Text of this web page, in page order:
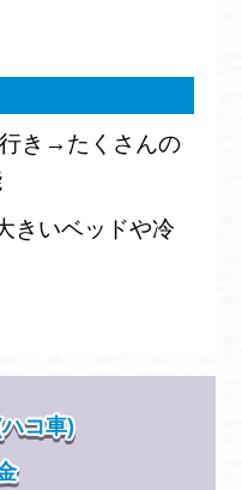
き→たくさんの
きいベッドや冷
コ車)